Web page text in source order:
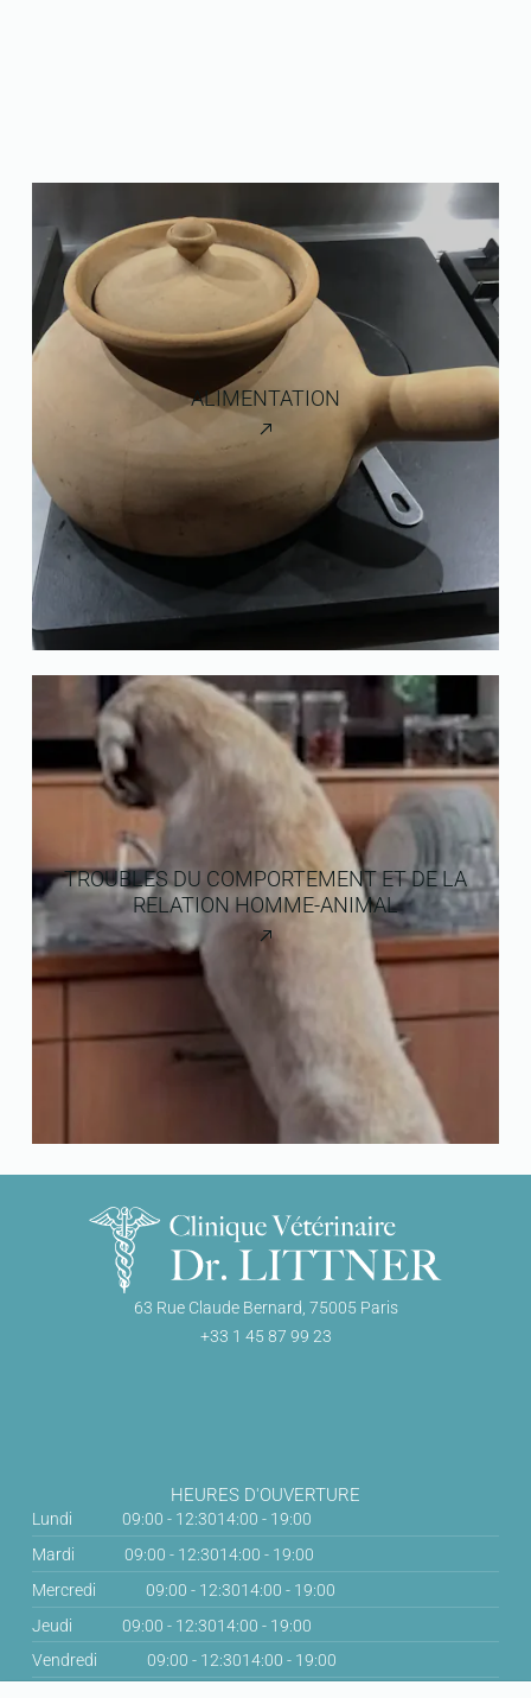
ALIMENTATION
TROUBLES DU COMPORTEMENT ET DE LA
RELATION HOMME-ANIMAL
63 Rue Claude Bernard, 75005 Paris
+33 1 45 87 99 23
HEURES D'OUVERTURE
Lundi 09:00 - 12:3014:00 - 19:00
Mardi
09:00 - 12:3014:00 - 19:00
Mercredi
09:00 - 12:3014:00 - 19:00
Jeudi
09:00 - 12:3014:00 - 19:00
Vendredi
09:00 - 12:3014:00 - 19:00